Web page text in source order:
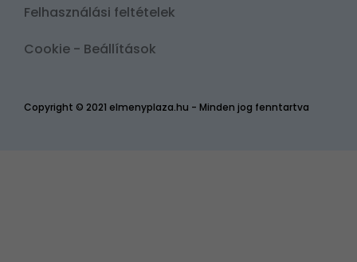
Copyright © 2021 elmenyplaza.hu - Minden jog fenntartva
Felhasználási feltételek
Cookie - Beállítások